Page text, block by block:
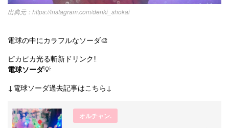
https://instagram.com/denki_shokai
電球の中にカラフルなソーダ🎨
ピカピカ光る斬新ドリンク‼️
電球ソーダ💡
↓電球ソーダ過去記事はこちら↓
オルチャン.